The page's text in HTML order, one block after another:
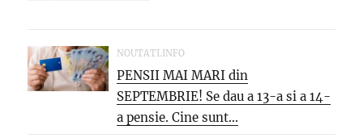
NOUTATI.INFO
PENSII MAI MARI din
SEPTEMBRIE! Se dau a 13-a si a 14-
a pensie. Cine sunt...